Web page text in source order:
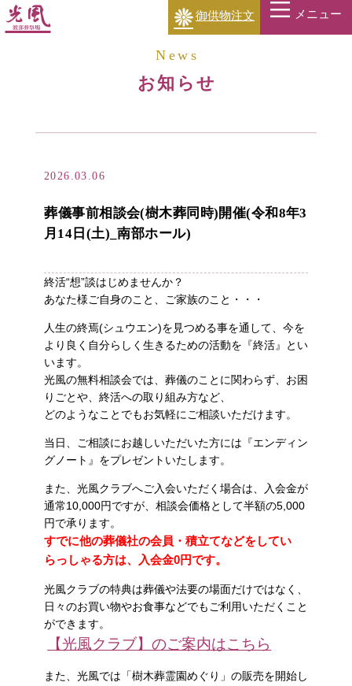
御供物注文 メニュー
News
お知らせ
2026.03.06
葬儀事前相談会(樹木葬同時)開催(令和8年3
月14日(土)_南部ホール)
終活“想”談はじめませんか？
あなた様ご自身のこと、ご家族のこと・・・
人生の終焉(シュウエン)を見つめる事を通して、今を
より良く自分らしく生きるための活動を『終活』とい
います。
光風の無料相談会では、葬儀のことに関わらず、お困
りごとや、終活への取り組み方など、
どのようなことでもお気軽にご相談いただけます。
当日、ご相談にお越しいただいた方には『エンディン
グノート』をプレゼントいたします。
また、光風クラブへご入会いただく場合は、入会金が
通常10,000円ですが、相談会価格として半額の5,000
円で承ります。
すでに他の葬儀社の会員・積立てなどをしてい
らっしゃる方は、入会金0円です。
光風クラブの特典は葬儀や法要の場面だけではなく、
日々のお買い物やお食事などでもご利用いただくこと
ができます。
【光風クラブ】のご案内はこちら
また、光風では「樹木葬霊園めぐり」の販売を開始し